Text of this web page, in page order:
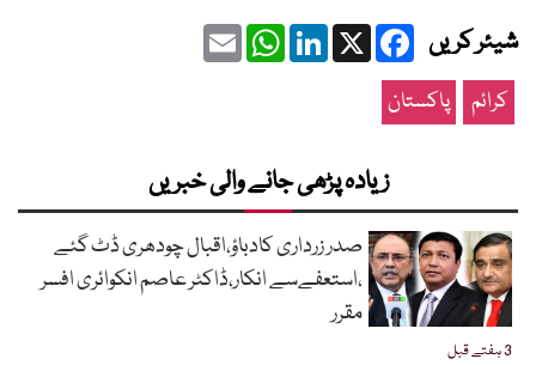
شیئر کریں Facebook
X
LinkedIn
WhatsApp
Email
کرائم پاکستان
زیادہ پڑھی جانے والی خبریں
3 ہفتے قبل
صدر زرداری کادباؤ،اقبال چودھری ڈٹ گئے
،استعفےسے انکار،ڈاکٹر عاصم انکوائری افسر
مقرر